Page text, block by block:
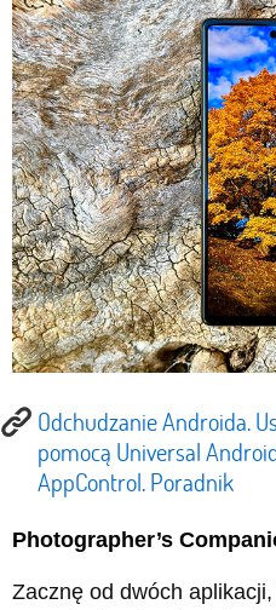
Odchudzanie Androida.
pomocą Universal
AppControl. Poradnik
Photographer’s
Zacznę od dwóch aplikacji,